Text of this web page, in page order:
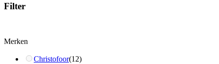
Filter
Merken
Christofoor(12)